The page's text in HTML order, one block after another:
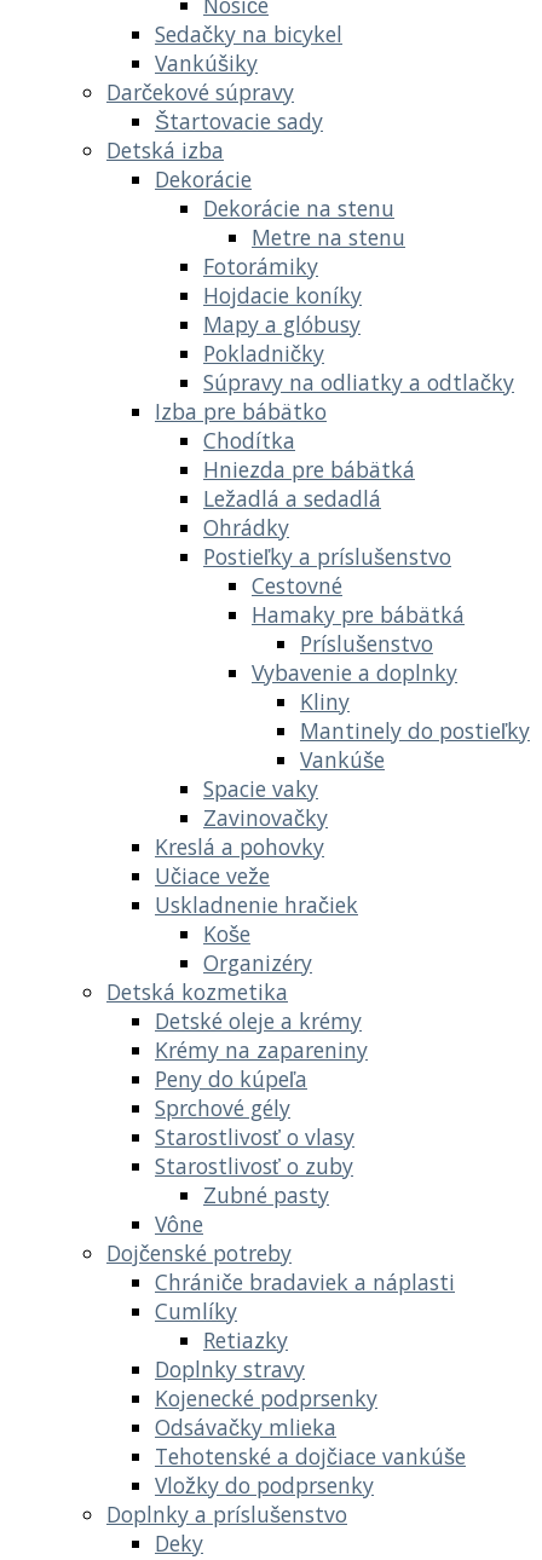
Sedačky na bicykel
Vankúšiky
Darčekové súpravy
Štartovacie sady
Detská izba
Dekorácie
Dekorácie na stenu
Metre na stenu
Fotorámiky
Hojdacie koníky
Mapy a glóbusy
Pokladničky
Súpravy na odliatky a odtlačky
Izba pre bábätko
Chodítka
Hniezda pre bábätká
Ležadlá a sedadlá
Ohrádky
Postieľky a príslušenstvo
Cestovné
Hamaky pre bábätká
Príslušenstvo
Vybavenie a doplnky
Kliny
Mantinely do postieľky
Vankúše
Spacie vaky
Zavinovačky
Kreslá a pohovky
Učiace veže
Uskladnenie hračiek
Koše
Organizéry
Detská kozmetika
Detské oleje a krémy
Krémy na zapareniny
Peny do kúpeľa
Sprchové gély
Starostlivosť o vlasy
Starostlivosť o zuby
Zubné pasty
Vône
Dojčenské potreby
Chrániče bradaviek a náplasti
Cumlíky
Retiazky
Doplnky stravy
Kojenecké podprsenky
Odsávačky mlieka
Tehotenské a dojčiace vankúše
Vložky do podprsenky
Doplnky a príslušenstvo
Deky